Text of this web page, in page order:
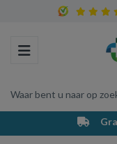
Toggle navigation
Waar bent u naar op